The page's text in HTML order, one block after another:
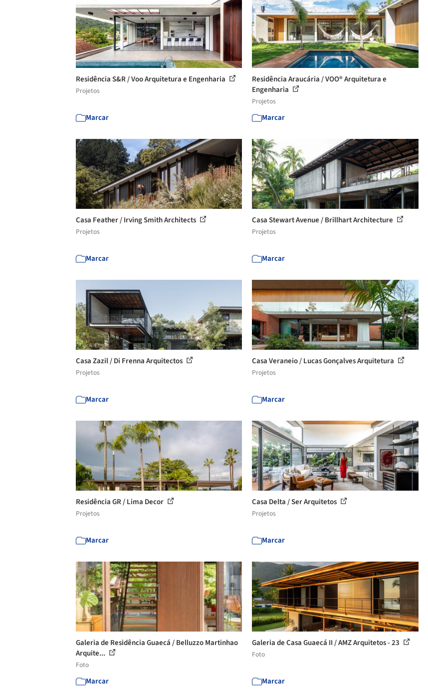
Residência S&R / Voo Arquitetura e Engenharia
Projetos
Marcar
Residência Araucária / VOO® Arquitetura e
Engenharia
Projetos
Marcar
Casa Feather / Irving Smith Architects
Projetos
Marcar
Casa Stewart Avenue / Brillhart Architecture
Projetos
Marcar
Casa Zazil / Di Frenna Arquitectos
Projetos
Marcar
Casa Veraneio / Lucas Gonçalves Arquitetura
Projetos
Marcar
Residência GR / Lima Decor
Projetos
Marcar
Casa Delta / Ser Arquitetos
Projetos
Marcar
Galeria de Residência Guaecá / Belluzzo Martinhao
Arquite...
Foto
Marcar
Galeria de Casa Guaecá II / AMZ Arquitetos - 23
Foto
Marcar